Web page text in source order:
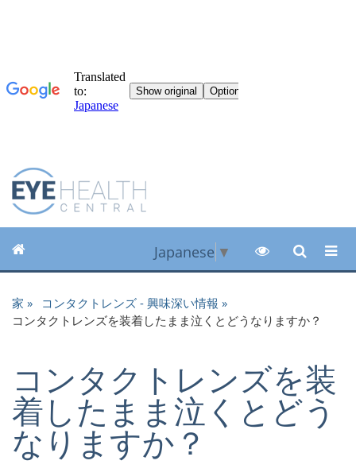
Japanese ▼
家
コンタクトレンズ - 興味深い情報
コンタクトレンズを装着したまま泣くとどうなりますか？
コンタクトレンズを装
着したまま泣くとどう
なりますか？